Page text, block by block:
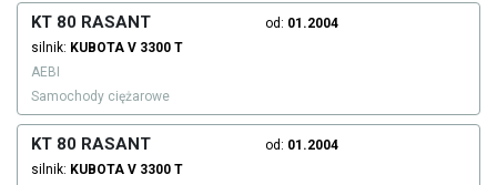
KT 80 RASANT od: 01.2004
silnik: KUBOTA V 3300 T
AEBI
Samochody ciężarowe
KT 80 RASANT od: 01.2004
silnik: KUBOTA V 3300 T